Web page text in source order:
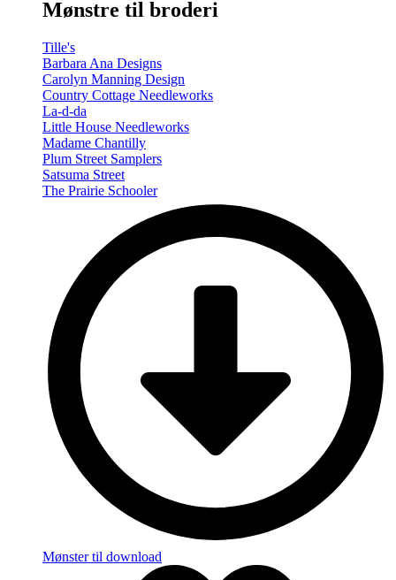
(Volume
Mønstre til broderi
Tille's
Barbara Ana Designs
Carolyn Manning Design
Country Cottage Needleworks
La-d-da
Little House Needleworks
Madame Chantilly
Plum Street Samplers
Satsuma Street
The Prairie Schooler
Mønster til download